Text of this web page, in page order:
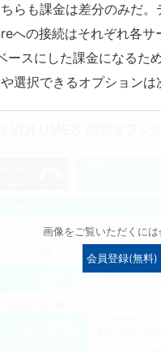
らも課金は差分のみだ
への接続はそれぞれ各
ースにした課金になるた
選択できるオプションは
画像をご覧いただくに
会員登録(無料)